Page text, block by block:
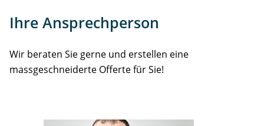
Ihre Ansprechperson
Wir beraten Sie gerne und erstellen eine
massgeschneiderte Offerte für Sie!